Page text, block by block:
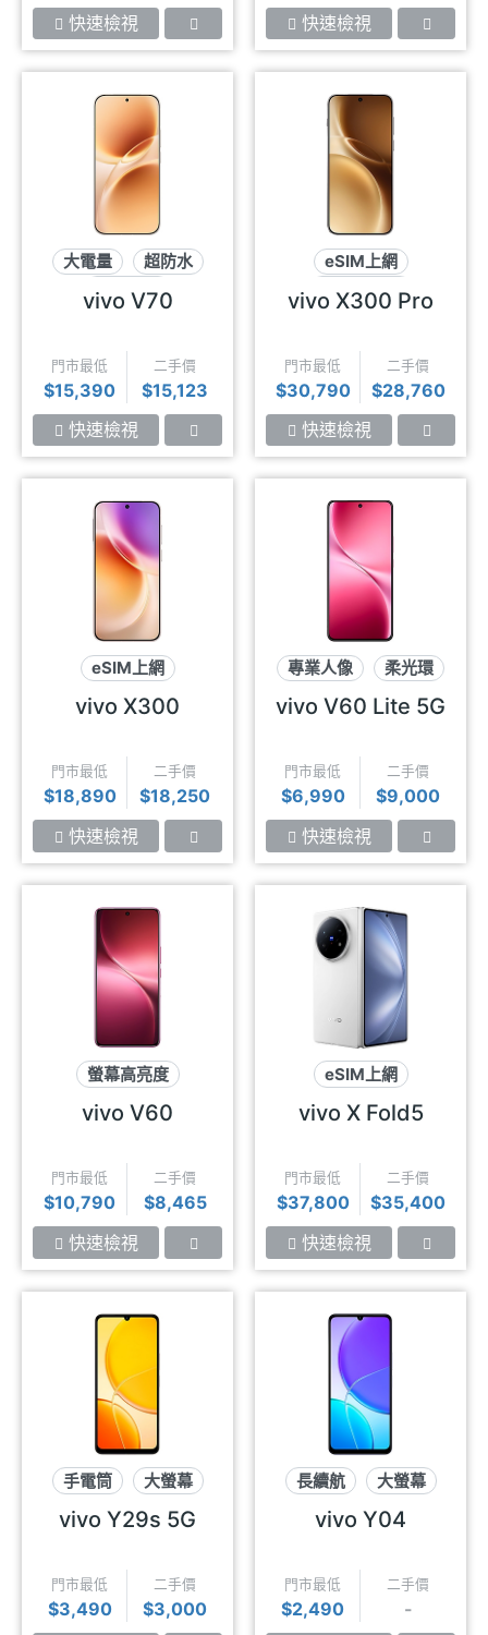
快速檢視 快速檢視
大電量
超防水
蔡司影像
vivo V70
門市最低
$15,390
二手價
$15,123
快速檢視
eSIM上網
潛望式長焦
vivo X300 Pro
門市最低
$30,790
二手價
$28,760
快速檢視
eSIM上網
潛望式長焦
vivo X300
門市最低
$18,890
二手價
$18,250
快速檢視
專業人像
柔光環
AI手機
vivo V60 Lite 5G
門市最低
$6,990
二手價
$9,000
快速檢視
螢幕高亮度
蔡司影像
大電量
vivo V60
門市最低
$10,790
二手價
$8,465
快速檢視
eSIM上網
摺疊螢幕
蔡司影像
vivo X Fold5
門市最低
$37,800
二手價
$35,400
快速檢視
手電筒
大螢幕
高音質
vivo Y29s 5G
門市最低
$3,490
二手價
$3,000
長續航
大螢幕
防潑水
vivo Y04
門市最低
$2,490
二手價
-